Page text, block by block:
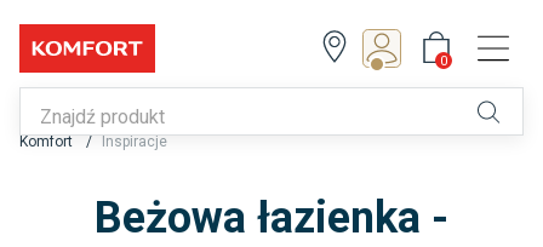
0
Komfort Inspiracje
Beżowa łazienka -